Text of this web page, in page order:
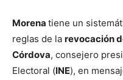
Morena tiene un
reglas de la revocación
Córdova, consejero
Electoral (INE), en